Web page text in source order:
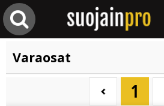
Varaosat
1